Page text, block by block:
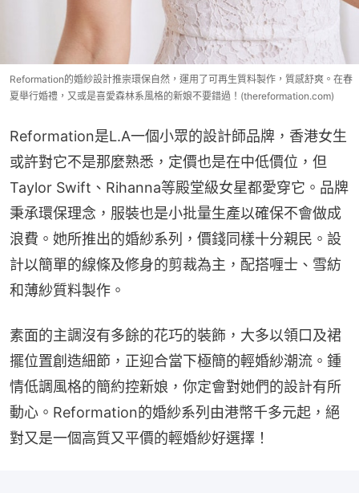
Reformation的婚紗設計推崇環保自然，運用了可再生質料製作，質感舒爽。在春
夏舉行婚禮，又或是喜愛森林系風格的新娘不要錯過！(thereformation.com)
Reformation是L.A一個小眾的設計師品牌，香港女生
或許對它不是那麼熟悉，定價也是在中低價位，但
Taylor Swift、Rihanna等殿堂級女星都愛穿它。品牌
秉承環保理念，服裝也是小批量生產以確保不會做成
浪費。她所推出的婚紗系列，價錢同樣十分親民。設
計以簡單的線條及修身的剪裁為主，配搭喱士、雪紡
和薄紗質料製作。
素面的主調沒有多餘的花巧的裝飾，大多以領口及裙
擺位置創造細節，正迎合當下極簡的輕婚紗潮流。鍾
情低調風格的簡約控新娘，你定會對她們的設計有所
動心。Reformation的婚紗系列由港幣千多元起，絕
對又是一個高質又平價的輕婚紗好選擇！